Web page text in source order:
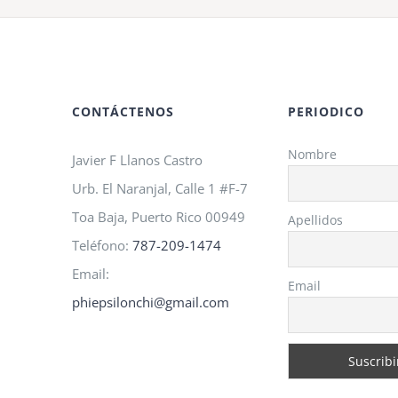
CONTÁCTENOS
Javier F Llanos Castro
Urb. El Naranjal, Calle 1 #F-7
Toa Baja, Puerto Rico 00949
Teléfono:787-209-1474
Email:
phiepsilonchi@gmail.com
PERIODICO
Nombre
Apellidos
Email